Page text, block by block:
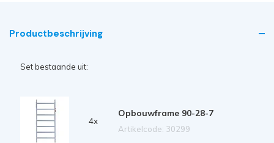
Productbeschrijving
Set bestaande uit:
4x
Opbouwframe 90-28-7
Artikelcode: 30299